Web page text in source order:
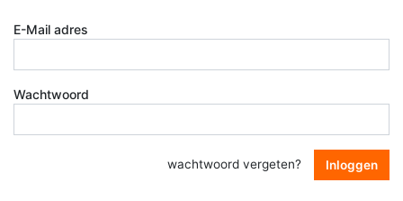
E-Mail adres
Wachtwoord
wachtwoord vergeten? Inloggen